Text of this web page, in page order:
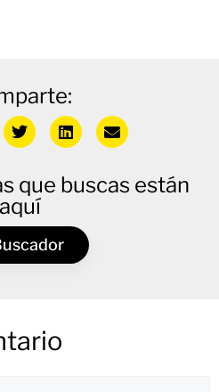
que buscas están
aquí